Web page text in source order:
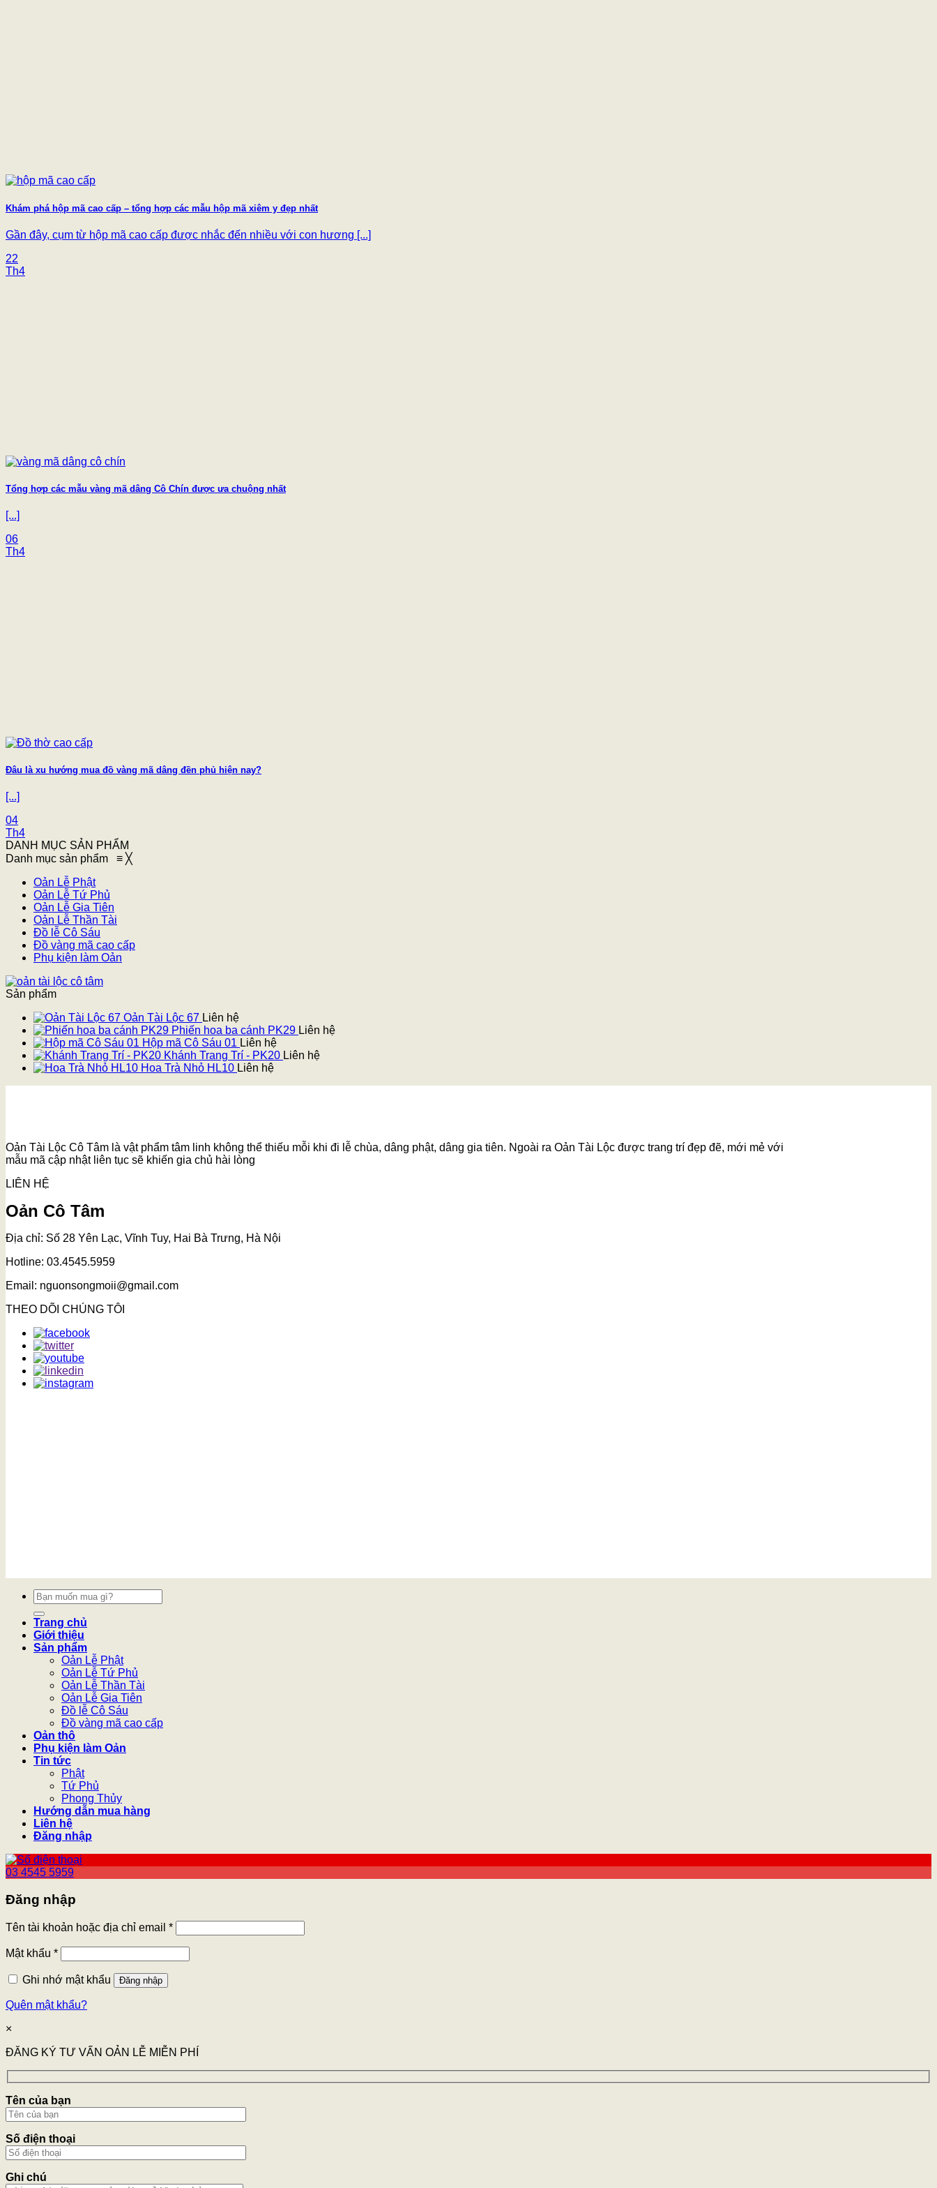
Khám phá hộp mã cao cấp – tổng hợp các mẫu hộp mã xiêm y đẹp nhất
Gần đây, cụm từ hộp mã cao cấp được nhắc đến nhiều với con hương [...]
22
Th4
Tổng hợp các mẫu vàng mã dâng Cô Chín được ưa chuộng nhất
[...]
06
Th4
Đâu là xu hướng mua đồ vàng mã dâng đền phủ hiện nay?
[...]
04
Th4
DANH MỤC SẢN PHẨM
Danh mục sản phẩm ≡ ╳
Oản Lễ Phật
Oản Lễ Tứ Phủ
Oản Lễ Gia Tiên
Oản Lễ Thần Tài
Đồ lễ Cô Sáu
Đồ vàng mã cao cấp
Phụ kiện làm Oản
Sản phẩm
Oản Tài Lộc 67 Liên hệ
Phiến hoa ba cánh PK29 Liên hệ
Hộp mã Cô Sáu 01 Liên hệ
Khánh Trang Trí - PK20 Liên hệ
Hoa Trà Nhỏ HL10 Liên hệ
Oản Tài Lộc Cô Tâm là vật phẩm tâm linh không thể thiếu mỗi khi đi lễ chùa, dâng phật, dâng gia tiên. Ngoài ra Oản Tài Lộc được trang trí đẹp đẽ, mới mẻ với
mẫu mã cập nhật liên tục sẽ khiến gia chủ hài lòng
LIÊN HỆ
Oản Cô Tâm
Địa chỉ: Số 28 Yên Lạc, Vĩnh Tuy, Hai Bà Trưng, Hà Nội
Hotline: 03.4545.5959
Email: nguonsongmoii@gmail.com
THEO DÕI CHÚNG TÔI
Tìm
kiếm:
Trang chủ
Giới thiệu
Sản phẩm
Oản Lễ Phật
Oản Lễ Tứ Phủ
Oản Lễ Thần Tài
Oản Lễ Gia Tiên
Đồ lễ Cô Sáu
Đồ vàng mã cao cấp
Oản thô
Phụ kiện làm Oản
Tin tức
Phật
Tứ Phủ
Phong Thủy
Hướng dẫn mua hàng
Liên hệ
Đăng nhập
03 4545 5959
Đăng nhập
Tên tài khoản hoặc địa chỉ email *
Mật khẩu *
Ghi nhớ mật khẩu Đăng nhập
Quên mật khẩu?
×
ĐĂNG KÝ TƯ VẤN OẢN LỄ MIỄN PHÍ
Tên của bạn
Số điện thoại
Ghi chú